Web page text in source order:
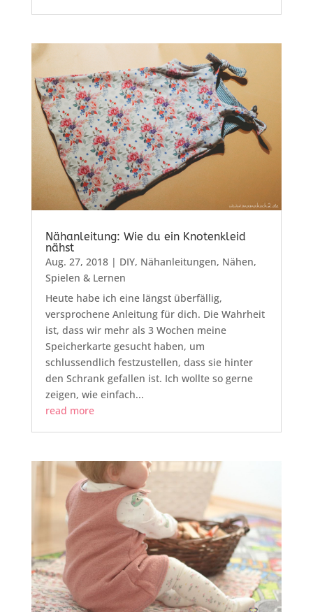
Nähanleitung: Wie du ein Knotenkleid
nähst
Aug. 27, 2018| DIY, Nähanleitungen, Nähen,
Spielen & Lernen
Heute habe ich eine längst überfällig,
versprochene Anleitung für dich. Die Wahrheit
ist, dass wir mehr als 3 Wochen meine
Speicherkarte gesucht haben, um
schlussendlich festzustellen, dass sie hinter
den Schrank gefallen ist. Ich wollte so gerne
zeigen, wie einfach...
read more